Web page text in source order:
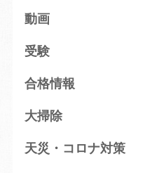
動画
受験
合格情報
大掃除
天災・コロナ対策